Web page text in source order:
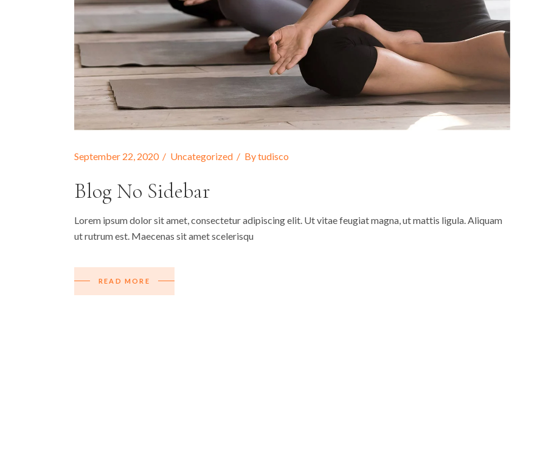
September 22, 2020 Uncategorized Bytudisco
Blog No Sidebar
Lorem ipsum dolor sit amet, consectetur adipiscing elit. Ut vitae feugiat magna, ut mattis ligula. Aliquam
ut rutrum est. Maecenas sit amet scelerisqu
READ MORE